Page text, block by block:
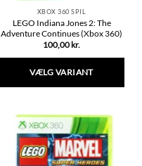
XBOX 360 SPIL
LEGO Indiana Jones 2: The
Adventure Continues (Xbox 360)
100,00 kr.
VÆLG VARIANT
har
flere
varianter.
Mulighederne